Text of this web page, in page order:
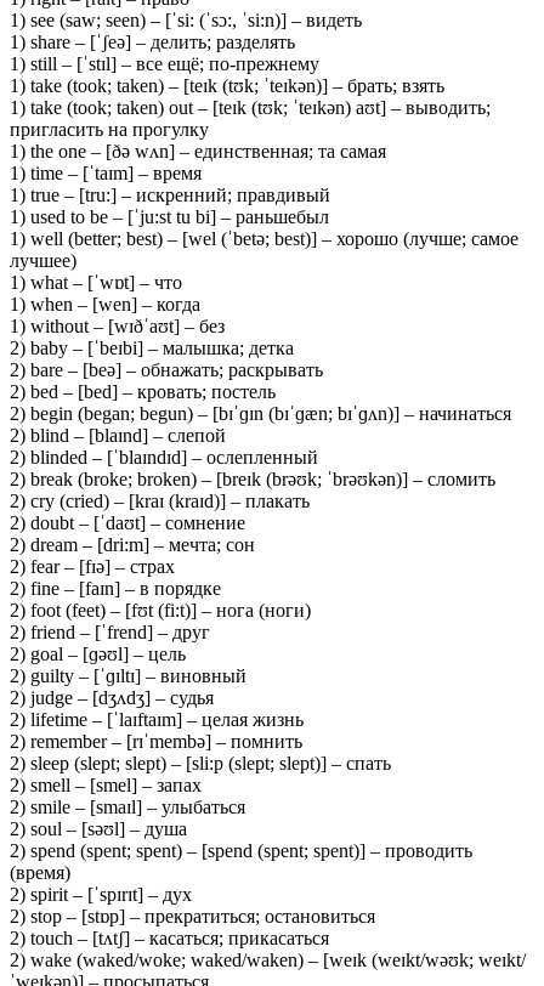
1) see (saw; seen) – [ˈsi: (ˈsɔ:, ˈsi:n)] – видеть
1) share – [ˈʃeə] – делить; разделять
1) still – [ˈstɪl] – все ещё; по-прежнему
1) take (took; taken) – [teɪk (tʊk; ˈteɪkən)] – брать; взять
1) take (took; taken) out – [teɪk (tʊk; ˈteɪkən) aʊt] – выводить;
пригласить на прогулку
1) the one – [ðə wʌn] – единственная; та самая
1) time – [ˈtaɪm] – время
1) true – [tru:] – искренний; правдивый
1) used to be – [ˈju:st tu bi] – раньшебыл
1) well (better; best) – [wel (ˈbetə; best)] – хорошо (лучше; самое
лучшее)
1) what – [ˈwɒt] – что
1) when – [wen] – когда
1) without – [wɪðˈaʊt] – без
2) baby – [ˈbeɪbi] – малышка; детка
2) bare – [beə] – обнажать; раскрывать
2) bed – [bed] – кровать; постель
2) begin (began; begun) – [bɪˈɡɪn (bɪˈɡæn; bɪˈɡʌn)] – начинаться
2) blind – [blaɪnd] – слепой
2) blinded – [ˈblaɪndɪd] – ослепленный
2) break (broke; broken) – [breɪk (brəʊk; ˈbrəʊkən)] – сломить
2) cry (cried) – [kraɪ (kraɪd)] – плакать
2) doubt – [ˈdaʊt] – сомнение
2) dream – [dri:m] – мечта; сон
2) fear – [fɪə] – страх
2) fine – [faɪn] – в порядке
2) foot (feet) – [fʊt (fi:t)] – нога (ноги)
2) friend – [ˈfrend] – друг
2) goal – [ɡəʊl] – цель
2) guilty – [ˈɡɪltɪ] – виновный
2) judge – [dʒʌdʒ] – судья
2) lifetime – [ˈlaɪftaɪm] – целая жизнь
2) remember – [rɪˈmembə] – помнить
2) sleep (slept; slept) – [sli:p (slept; slept)] – спать
2) smell – [smel] – запах
2) smile – [smaɪl] – улыбаться
2) soul – [səʊl] – душа
2) spend (spent; spent) – [spend (spent; spent)] – проводить
(время)
2) spirit – [ˈspɪrɪt] – дух
2) stop – [stɒp] – прекратиться; остановиться
2) touch – [tʌtʃ] – касаться; прикасаться
2) wake (waked/woke; waked/waken) – [weɪk (weɪkt/wəʊk; weɪkt/
ˈweɪkən)] – просыпаться